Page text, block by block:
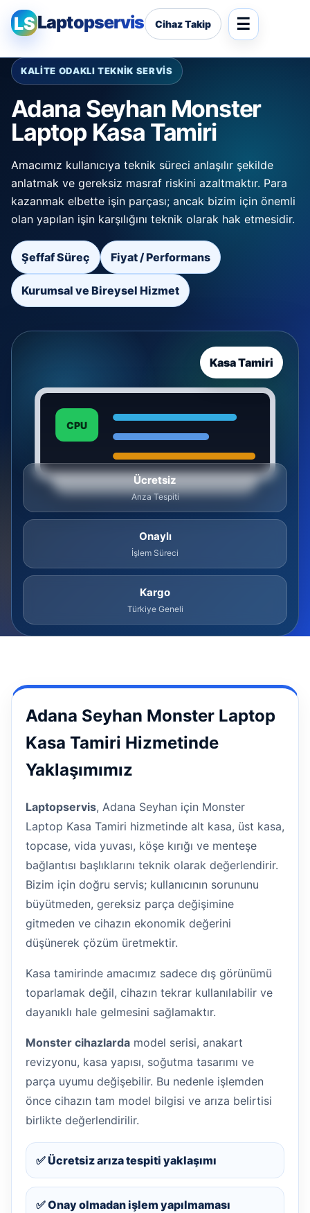
LSLaptopservis Cihaz Takip
KALİTE ODAKLI TEKNİK SERVİS
Adana Seyhan Monster
Laptop Kasa Tamiri
Amacımız kullanıcıya teknik süreci anlaşılır şekilde
anlatmak ve gereksiz masraf riskini azaltmaktır. Para
kazanmak elbette işin parçası; ancak bizim için önemli
olan yapılan işin karşılığını teknik olarak hak etmesidir.
Şeffaf Süreç Fiyat / Performans
Kurumsal ve Bireysel Hizmet
CPU
Kasa Tamiri
Ücretsiz
Arıza Tespiti
Onaylı
İşlem Süreci
Kargo
Türkiye Geneli
Adana Seyhan Monster Laptop
Kasa Tamiri Hizmetinde
Yaklaşımımız
Laptopservis, Adana Seyhan için Monster
Laptop Kasa Tamiri hizmetinde alt kasa, üst kasa,
topcase, vida yuvası, köşe kırığı ve menteşe
bağlantısı başlıklarını teknik olarak değerlendirir.
Bizim için doğru servis; kullanıcının sorununu
büyütmeden, gereksiz parça değişimine
gitmeden ve cihazın ekonomik değerini
düşünerek çözüm üretmektir.
Kasa tamirinde amacımız sadece dış görünümü
toparlamak değil, cihazın tekrar kullanılabilir ve
dayanıklı hale gelmesini sağlamaktır.
Monster cihazlarda model serisi, anakart
revizyonu, kasa yapısı, soğutma tasarımı ve
parça uyumu değişebilir. Bu nedenle işlemden
önce cihazın tam model bilgisi ve arıza belirtisi
birlikte değerlendirilir.
✅ Ücretsiz arıza tespiti yaklaşımı
✅ Onay olmadan işlem yapılmaması